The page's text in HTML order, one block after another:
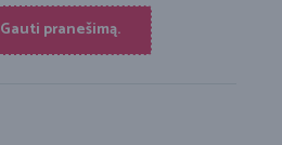
Gauti pranešimą.